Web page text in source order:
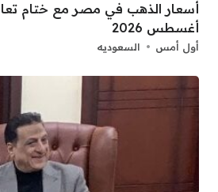
أغسطس 2026
أول أمس السعوديه